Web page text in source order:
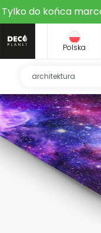
Tylko do końca
Polska